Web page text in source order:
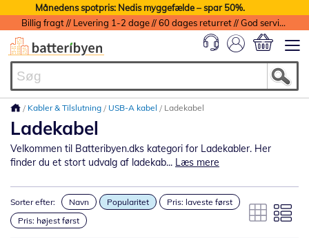
Månedens spotpris: Nedis myggefælde – spar 50%.
Billig fragt // Levering 1-2 dage // 60 dages returret // God service med garanti
Kabler & Tilslutning USB-A kabel Ladekabel
Ladekabel
Velkommen til Batteribyen.dks kategori for Ladekabler. Her
finder du et stort udvalg af ladekab... Læs mere
Sorter efter: Navn Popularitet
Pris: laveste først
Pris: højest først